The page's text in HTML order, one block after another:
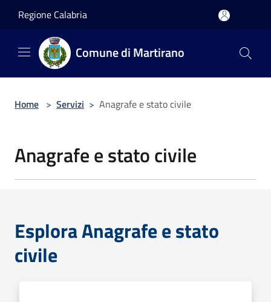
Regione Calabria
Comune di Martirano
Home > Servizi > Anagrafe e stato civile
Anagrafe e stato civile
Esplora Anagrafe e stato
civile